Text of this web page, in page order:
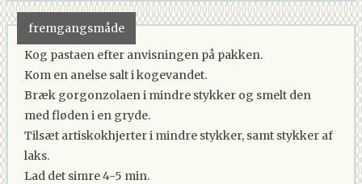
fremgangsmåde
Kog pastaen efter anvisningen på pakken.
Kom en anelse salt i kogevandet.
Bræk gorgonzolaen i mindre stykker og smelt den
med fløden i en gryde.
Tilsæt artiskokhjerter i mindre stykker, samt stykker af
laks.
Lad det simre 4-5 min.